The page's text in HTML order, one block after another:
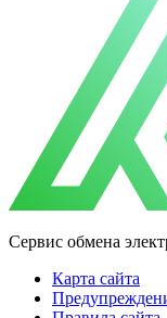
Сервис обмена
Карта сайта